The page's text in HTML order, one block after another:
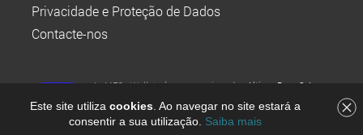
Este site utilizacookies . Ao navegar no site estará a
consentir a sua utilização. Saiba mais
Privacidade e Proteção de Dados
Contacte-nos
A MEO Wallet é um serviço da Altice Pay, S.A.
Portugal sob o n.º 8705, pertencente ao Grupo Altice
Portugal. © Todos os direitos reservados.